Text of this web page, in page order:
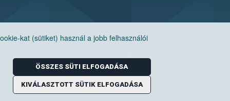
kat (sütiket) használ a jobb felhasználói
ÖSSZES SÜTI ELFOGADÁSA
KIVÁLASZTOTT SÜTIK ELFOGADÁSA